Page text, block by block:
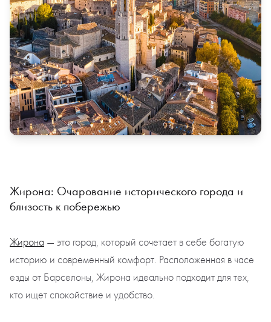
Жирона: Очарование исторического города и
близость к побережью
Жирона — это город, который сочетает в себе богатую
историю и современный комфорт. Расположенная в часе
езды от Барселоны, Жирона идеально подходит для тех,
кто ищет спокойствие и удобство.